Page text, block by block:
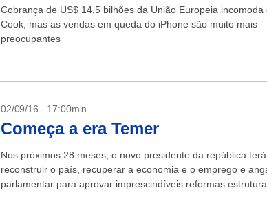
Cobrança de US$ 14,5 bilhões da União Europeia incomoda
Cook, mas as vendas em queda do iPhone são muito mais
preocupantes
02/09/16 - 17:00min
Começa a era Temer
Nos próximos 28 meses, o novo presidente da república
reconstruir o país, recuperar a economia e o emprego e
parlamentar para aprovar imprescindíveis reformas